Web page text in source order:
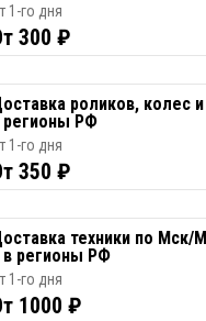
1-го дня
300 ₽
роликов, колес и
регионы РФ
1-го дня
350 ₽
техники по Мск/
в регионы РФ
1-го дня
1000 ₽